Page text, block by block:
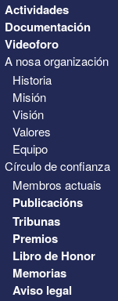
Actividades
Documentación
Videoforo
A nosa organización
Historia
Misión
Visión
Valores
Equipo
Círculo de confianza
Membros actuais
Publicacións
Tribunas
Premios
Libro de Honor
Memorias
Aviso legal